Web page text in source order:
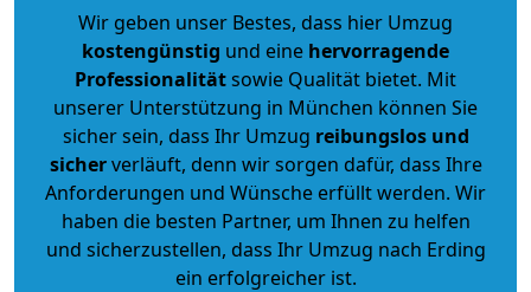
Wir geben unser Bestes, dass hier Umzug
kostengünstig und eine hervorragende
Professionalitätsowie Qualität bietet. Mit
unserer Unterstützung in München können Sie
sicher sein, dass Ihr Umzug reibungslos und
sicherverläuft, denn wir sorgen dafür, dass Ihre
Anforderungen und Wünsche erfüllt werden. Wir
haben die besten Partner, um Ihnen zu helfen
und sicherzustellen, dass Ihr Umzug nach Erding
ein erfolgreicher ist.